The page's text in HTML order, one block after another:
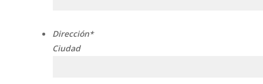
Dirección*
Ciudad